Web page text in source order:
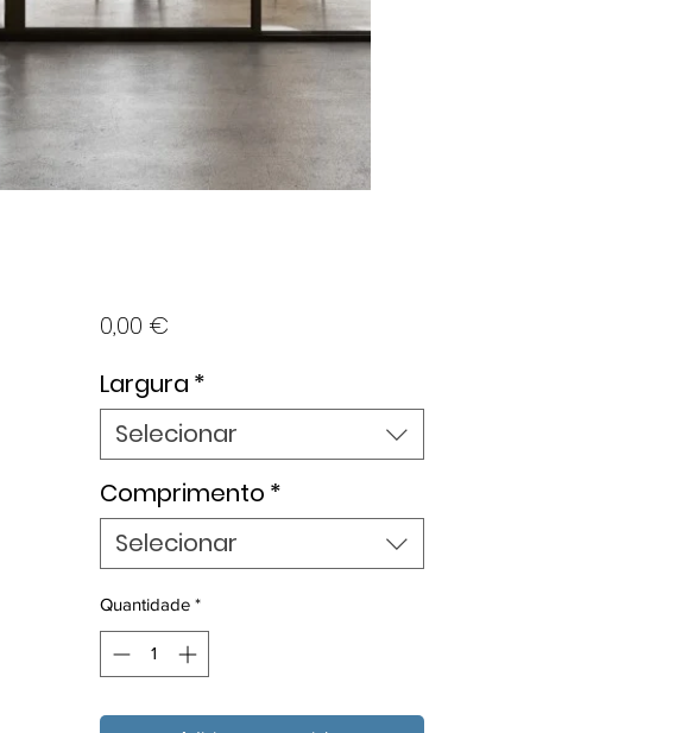
0,00 €Preço
Largura *
Selecionar
Comprimento *
Selecionar
Quantidade *